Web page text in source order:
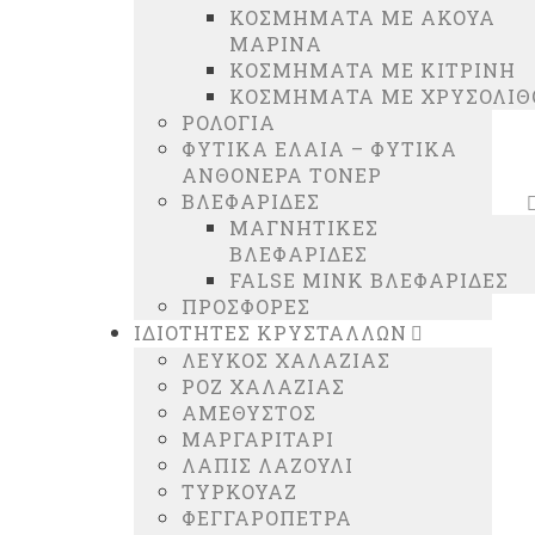
ΚΟΣΜΗΜΑΤΑ ΜΕ ΑΚΟΥΑ
ΜΑΡΙΝΑ
ΚΟΣΜΗΜΑΤΑ ΜΕ ΚΙΤΡΙΝΗ
ΚΟΣΜΗΜΑΤΑ ΜΕ
ΡΟΛΟΓΙΑ
ΦΥΤΙΚΑ ΕΛΑΙΑ – ΦΥΤΙΚΑ
ΑΝΘΟΝΕΡΑ ΤΟΝΕΡ
ΒΛΕΦΑΡΙΔΕΣ
ΜΑΓΝΗΤΙΚΕΣ
ΒΛΕΦΑΡΙΔΕΣ
FALSE MINK ΒΛΕΦΑΡΙΔΕΣ
ΠΡΟΣΦΟΡΕΣ
ΙΔΙΟΤΗΤΕΣ ΚΡΥΣΤΑΛΛΩΝ
ΛΕΥΚΟΣ ΧΑΛΑΖΙΑΣ
ΡΟΖ ΧΑΛΑΖΙΑΣ
ΑΜΕΘΥΣΤΟΣ
ΜΑΡΓΑΡΙΤΑΡΙ
ΛΑΠΙΣ ΛΑΖΟΥΛΙ
ΤΥΡΚΟΥΑΖ
ΦΕΓΓΑΡΟΠΕΤΡΑ